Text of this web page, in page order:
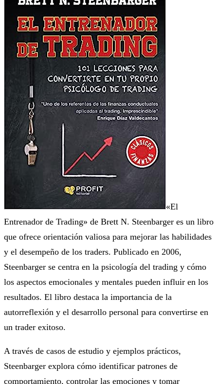
«El
Entrenador de Trading» de Brett N. Steenbarger es un libro
que ofrece orientación valiosa para mejorar las habilidades
y el desempeño de los traders. Publicado en 2006,
Steenbarger se centra en la psicología del trading y cómo
los aspectos emocionales y mentales pueden influir en los
resultados. El libro destaca la importancia de la
autorreflexión y el desarrollo personal para convertirse en
un trader exitoso.
A través de casos de estudio y ejemplos prácticos,
Steenbarger explora cómo identificar patrones de
comportamiento, controlar las emociones y tomar